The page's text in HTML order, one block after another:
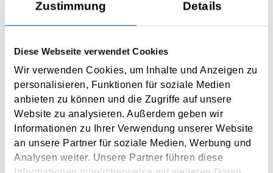
Zustimmung Details
Diese Webseite verwendet Cookies
Wir verwenden Cookies, um Inhalte und Anzeigen zu
personalisieren, Funktionen für soziale Medien
anbieten zu können und die Zugriffe auf unsere
Website zu analysieren. Außerdem geben wir
Informationen zu Ihrer Verwendung unserer Website
an unsere Partner für soziale Medien, Werbung und
Analysen weiter. Unsere Partner führen diese
Langnäs (Aland)
1 x daily
4 h driving time